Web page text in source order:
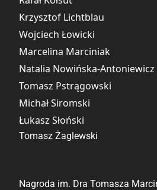
Krzysztof Lichtblau
Wojciech Łowicki
Marcelina Marciniak
Natalia Nowińska-Antoniewicz
Tomasz Pstrągowski
Michał Siromski
Łukasz Słoński
Tomasz Żaglewski
Nagroda im. Dra Tomasza